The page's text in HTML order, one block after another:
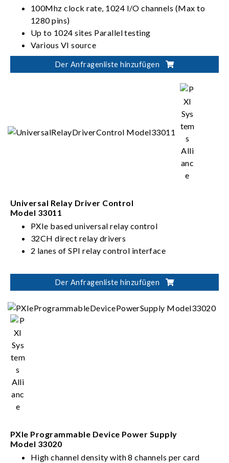
100Mhz clock rate, 1024 I/O channels (Max to
1280 pins)
Up to 1024 sites Parallel testing
Various VI source
Flexible Architectures: Slot interchangeable I/O,
ADDA, VI source
Der Anfragenliste hinzufügen
Universal Relay Driver Control
Model 33011
PXIe based universal relay control
32CH direct relay drivers
2 lanes of SPI relay control interface
Der Anfragenliste hinzufügen
PXIe Programmable Device Power Supply
Model 33020
High channel density with 8 channels per card